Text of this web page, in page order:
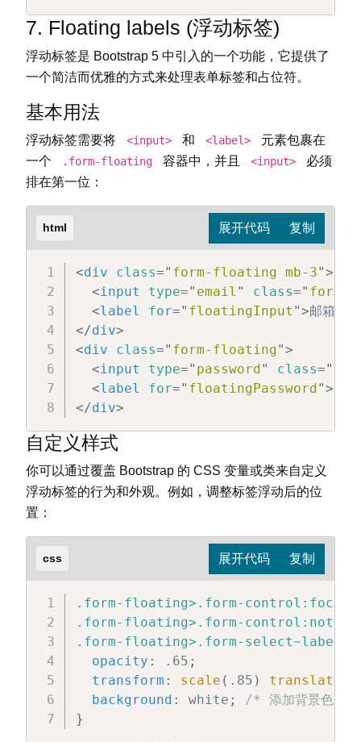
7. Floating labels (浮动标签)
浮动标签是 Bootstrap 5 中引入的一个功能，它提供了
一个简洁而优雅的方式来处理表单标签和占位符。
基本用法
浮动标签需要将 <input> 和 <label>
元素包裹在
一个
.form-floating 容器中，并且 <input>
必须
排在第一位：
html
<div class=" form-floating mb-3">
<input type=" email " class=" form-
<label for=" floatingInput ">邮箱地址
</div>
<div class=" form-floating">
<input type=" password" class="
<label for=" floatingPassword">
</div>
自定义样式
你可以通过覆盖 Bootstrap 的 CSS 变量或类来自定义
浮动标签的行为和外观。例如，调整标签浮动后的位
置：
css
.form-floating>.form-
.form-floating>.form-
.form-floating>.form-select~label
opacity : .65 ;
transform : scale ( .85 ) translateY
background : white ;
/* 添加背景色以
}